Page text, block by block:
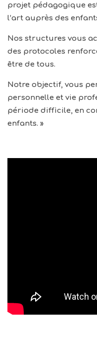
projet pédagogique
l’art auprès des
Nos structures vous
des protocoles
être de tous.
Notre objectif, vous
personnelle et vie
période difficile, en
enfants. »